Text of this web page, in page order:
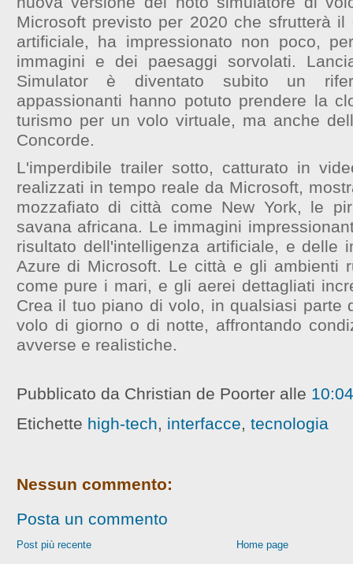
Microsoft previsto per 2020 che sfrutterà il
artificiale, ha impressionato non poco,
immagini e dei paesaggi sorvolati.
Simulator è diventato subito un
appassionanti hanno potuto prendere la
turismo per un volo virtuale, ma anche
Concorde.
L'imperdibile trailer sotto, catturato in
realizzati in tempo reale da Microsoft,
mozzafiato di città come New York, le
savana africana. Le immagini
risultato dell'intelligenza artificiale, e delle
Azure di Microsoft. Le città e gli ambienti
come pure i mari, e gli aerei dettagliati
Crea il tuo piano di volo, in qualsiasi parte
volo di giorno o di notte, affrontando
avverse e realistiche.
Pubblicato da Christian de Poorter alle 10:04
Etichette high-tech, interfacce, tecnologia
Nessun commento:
Posta un commento
Post più recente Home page